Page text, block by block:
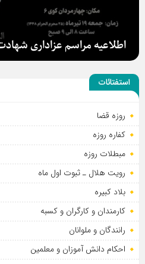
اطلاعیه مراسم عزاداری
استفتائات
روزه قضا
کفاره روزه
مبطلات روزه
رویت هلال ـ ثبوت اول ماه
بلاد کبیره
کارمندان و کارگران و کسبه
رانندگان و ملوانان
احکام دانش آموزان و معلمین